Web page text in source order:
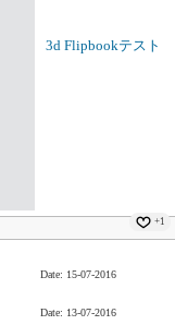
3d Flipbookテスト
+1
Date: 15-07-2016
Date: 13-07-2016